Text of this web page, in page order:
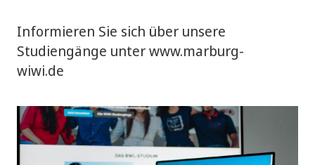
Informieren Sie sich über unsere
Studiengänge unter www.marburg-
wiwi.de